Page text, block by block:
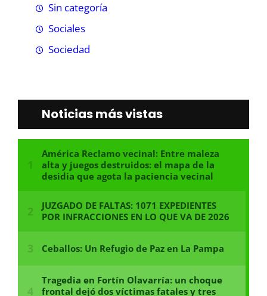
Sin categoría
Sociales
Sociedad
Noticias más vistas